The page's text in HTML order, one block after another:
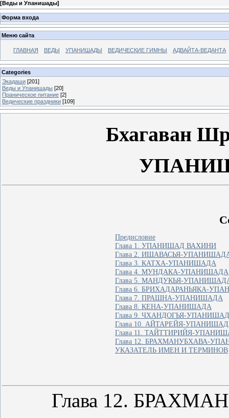
[Веды и Упанишады]
Форма входа
Меню сайта
ГЛАВНАЯ ВЕДЫ УПАНИШАДЫ ВЕДИЧЕСКИЕ ГИМНЫ АДВАЙТА-ВЕДАНТА
Categories
Экадаши [201]
Веды и Упанишады [20]
Праническое питание [2]
Ведические праздники [109]
Бхагаван
Предисловие
Глава 1. УПАНИШАД ВАХИНИ
Глава 2. ИШАВАСЬЯ-
Глава 3. КАТХА-УПАНИШАДА
Глава 4. МУНДАКА-УПАНИШАДА
Глава 5. МАНДУКЬЯ-
Глава 6. БРИХАДАРАНЬЯКА-
Глава 7. ПРАШНА-УПАНИШАДА
Глава 8. КЕНА-УПАНИШАДА
Глава 9. ЧХАНДОГЬЯ-
Глава 10. АЙТАРЕЙЯ-
Глава 11. ТАЙТТИРИЙЯ-
Глава 12. БРАХМАНУБХАВА-
УКАЗАТЕЛЬ ИМЕН И ТЕРМИНОВ
Глава 12.